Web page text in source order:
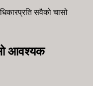
सवैको चासो
आवश्यक